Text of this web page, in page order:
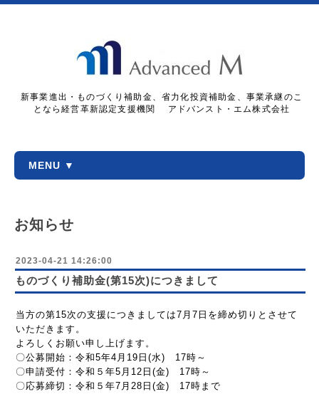
新事業進出・ものづくり補助金、省力化投資補助金、事業承継のこ
となら経営革新認定支援機関 アドバンスト・エム株式会社
MENU ▼
お知らせ
2023-04-21 14:26:00
ものづくり補助金(第15次)につきまして
当方の第15次の支援につきましては7月7日を締め切りとさせて
いただきます。
よろしくお願い申し上げます。
〇公募開始：令和5年4月19日(水) 17時～
〇申請受付：令和５年5月12日(金) 17時～
〇応募締切：令和５年7月28日(金) 17時まで